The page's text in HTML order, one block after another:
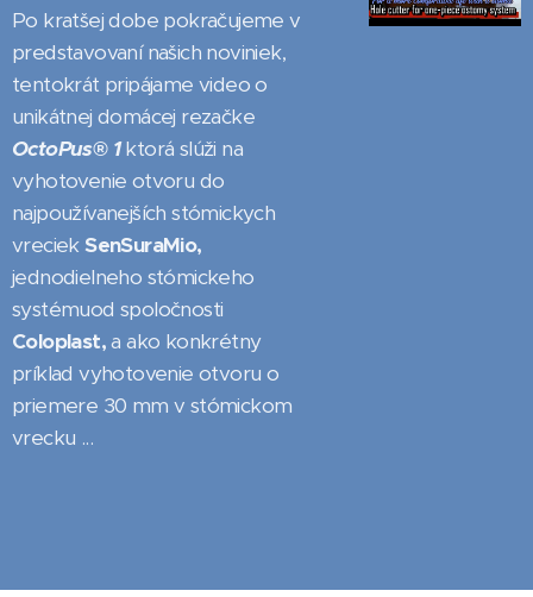
Po kratšej dobe pokračujeme v
predstavovaní našich noviniek,
tentokrát pripájame video o
unikátnej domácej rezačke
OctoPus® 1ktorá slúži na
vyhotovenie otvoru do
najpoužívanejších stómickych
vreciek SenSuraMio,
jednodielneho stómickeho
systémuod spoločnosti
Coloplast,a ako konkrétny
príklad vyhotovenie otvoru o
priemere 30 mm v stómickom
vrecku ...